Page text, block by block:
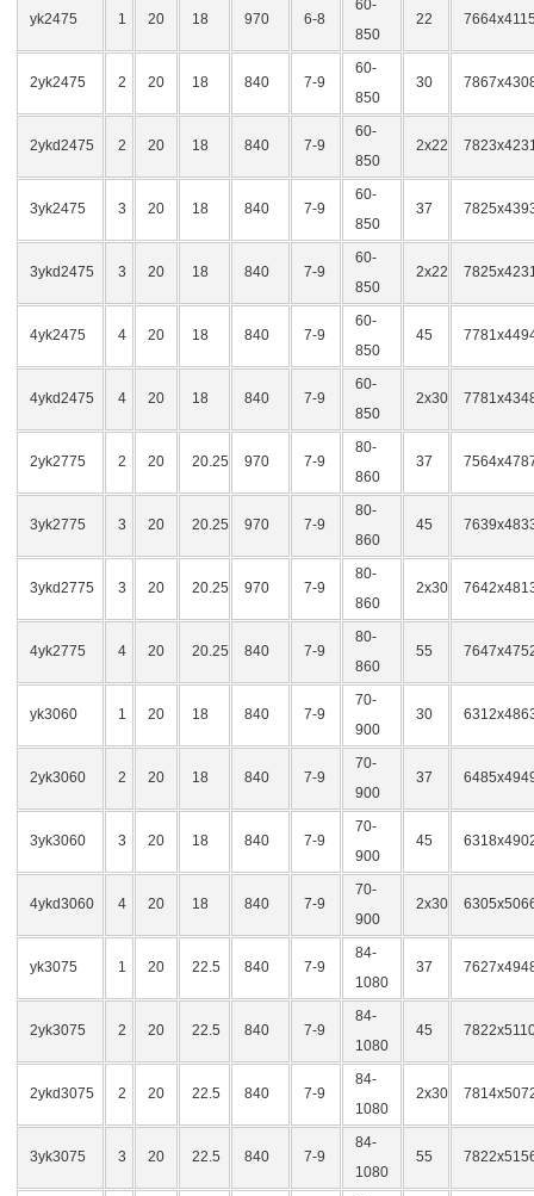
yk2475 1 20 18 970 6-8
60-
850
22
2yk2475 2 20 18 840 7-9
60-
850
30
2ykd2475 2 20 18 840 7-9
60-
850
2x22
3yk2475 3 20 18 840 7-9
60-
850
37
3ykd2475 3 20 18 840 7-9
60-
850
2x22
4yk2475 4 20 18 840 7-9
60-
850
45
4ykd2475 4 20 18 840 7-9
60-
850
2x30
2yk2775 2 20 20.25 970 7-9
80-
860
37
3yk2775 3 20 20.25 970 7-9
80-
860
45
3ykd2775 3 20 20.25 970 7-9
80-
860
2x30
4yk2775 4 20 20.25 840 7-9
80-
860
55
yk3060 1 20 18 840 7-9
70-
900
30
2yk3060 2 20 18 840 7-9
70-
900
37
3yk3060 3 20 18 840 7-9
70-
900
45
4ykd3060 4 20 18 840 7-9
70-
900
2x30
yk3075 1 20 22.5 840 7-9
84-
1080
37
2yk3075 2 20 22.5 840 7-9
84-
1080
45
2ykd3075 2 20 22.5 840 7-9
84-
1080
2x30
3yk3075 3 20 22.5 840 7-9
84-
1080
55